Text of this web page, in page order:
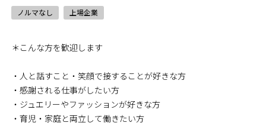
ノルマなし 上場企業
＊こんな方を歓迎します
・人と話すこと・笑顔で接することが好きな方
・感謝される仕事がしたい方
・ジュエリーやファッションが好きな方
・育児・家庭と両立して働きたい方